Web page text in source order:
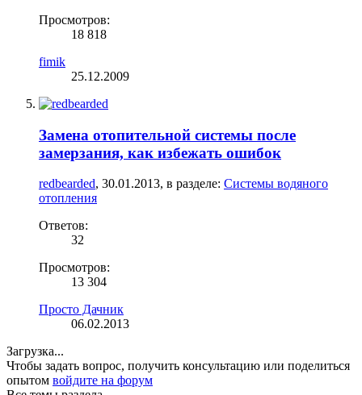
Просмотров:
18 818
fimik
25.12.2009
Замена отопительной системы после
замерзания, как избежать ошибок
redbearded, 30.01.2013, в разделе: Системы водяного
отопления
Ответов:
32
Просмотров:
13 304
Просто Дачник
06.02.2013
Загрузка...
Чтобы задать вопрос, получить консультацию или поделиться
опытом войдите на форум